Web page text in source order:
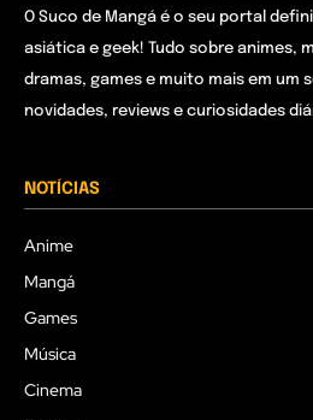
O Suco de Mangá é o seu portal
asiática e geek! Tudo sobre animes,
dramas, games e muito mais em um
novidades, reviews e curiosidades
NOTÍCIAS
Anime
Mangá
Games
Música
Cinema